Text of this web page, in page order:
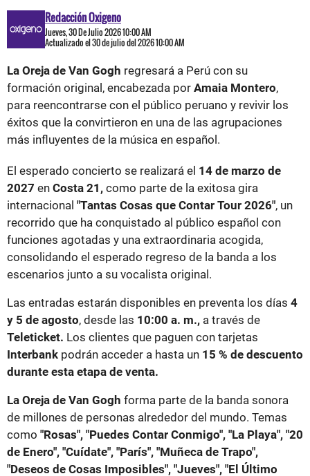
Redacción Oxigeno
Jueves, 30 De Julio 2026 10:00 AM
Actualizado el 30 de julio del 2026 10:00 AM
La Oreja de Van Gogh regresará a Perú con su
formación original, encabezada por Amaia Montero,
para reencontrarse con el público peruano y revivir los
éxitos que la convirtieron en una de las agrupaciones
más influyentes de la música en español.
El esperado concierto se realizará el 14 de marzo de
2027 en Costa 21, como parte de la exitosa gira
internacional "Tantas Cosas que Contar Tour 2026", un
recorrido que ha conquistado al público español con
funciones agotadas y una extraordinaria acogida,
consolidando el esperado regreso de la banda a los
escenarios junto a su vocalista original.
Las entradas estarán disponibles en preventa los días 4
y 5 de agosto, desde las 10:00 a. m., a través de
Teleticket. Los clientes que paguen con tarjetas
Interbank podrán acceder a hasta un 15 % de descuento
durante esta etapa de venta.
La Oreja de Van Gogh forma parte de la banda sonora
de millones de personas alrededor del mundo. Temas
como "Rosas", "Puedes Contar Conmigo", "La Playa", "20
de Enero", "Cuídate", "París", "Muñeca de Trapo",
"Deseos de Cosas Imposibles", "Jueves", "El Último